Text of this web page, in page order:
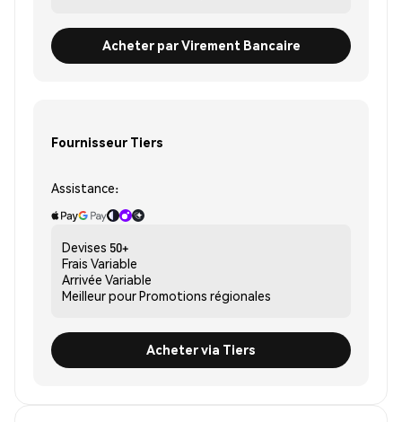
Acheter par Virement Bancaire
Fournisseur Tiers
Assistance:
Devises 50+
Frais Variable
Arrivée Variable
Meilleur pourPromotions régionales
Acheter via Tiers